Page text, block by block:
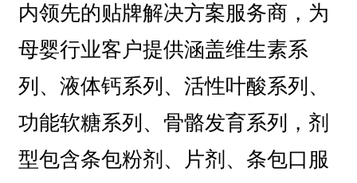
内领先的贴牌解决方案服务商，为
母婴行业客户提供涵盖维生素系
列、液体钙系列、活性叶酸系列、
功能软糖系列、骨骼发育系列，剂
型包含条包粉剂、片剂、条包口服